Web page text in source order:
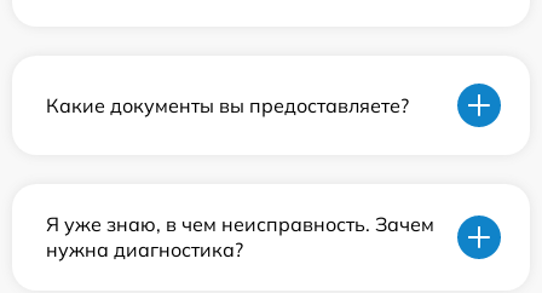
Какие документы вы предоставляете?
Я уже знаю, в чем неисправность. Зачем
нужна диагностика?